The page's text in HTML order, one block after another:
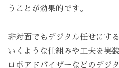
うことが効果的です。
非対面でもデジタル任せにす
いくような仕組みや工夫を実
ロボアドバイザーなどのデジ